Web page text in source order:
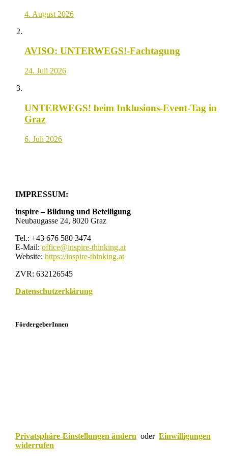
4. August 2026
AVISO: UNTERWEGS!-Fachtagung
24. Juli 2026
UNTERWEGS! beim Inklusions-Event-Tag in
Graz
6. Juli 2026
IMPRESSUM:
inspire – Bildung und Beteiligung
Neubaugasse 24, 8020 Graz
Tel.: +43 676 580 3474
E-Mail: office@inspire-thinking.at
Website: https://inspire-thinking.at
ZVR: 632126545
Datenschutzerklärung
FördergeberInnen
Privatsphäre-Einstellungen ändern oder Einwilligungen
widerrufen